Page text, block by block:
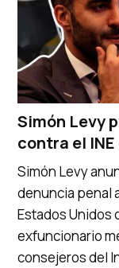
Simón Levy
contra el INE
Simón Levy
denuncia penal
Estados Unidos
exfuncionario
consejeros del